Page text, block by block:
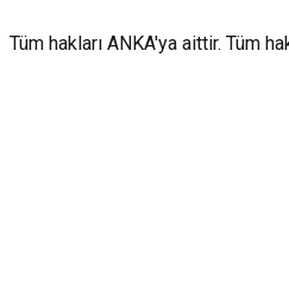
Tüm hakları ANKA'ya aittir. Tüm